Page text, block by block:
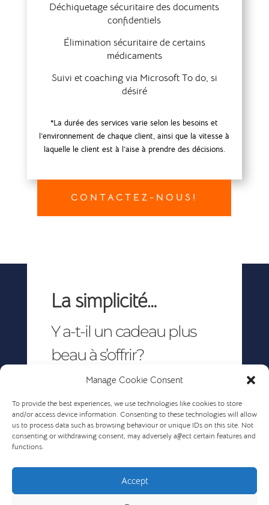
Manage Cookie Consent
To provide the best experiences, we use technologies like cookies to store
and/or access device information. Consenting to these technologies will allow
us to process data such as browsing behaviour or unique IDs on this site. Not
consenting or withdrawing consent, may adversely affect certain features and
functions.
Accept
Déchiquetage sécuritaire des documents
confidentiels
Élimination sécuritaire de certains
médicaments
Suivi et coaching via Microsoft To do, si
désiré
*La durée des services varie selon les besoins et
l’environnement de chaque client, ainsi que la vitesse à
laquelle le client est à l’aise à prendre des décisions.
CONTACTEZ-NOUS!
La simplicité…
Y a-t-il un cadeau plus
beau à s’offrir?
CONTACTEZ-
NOUS!